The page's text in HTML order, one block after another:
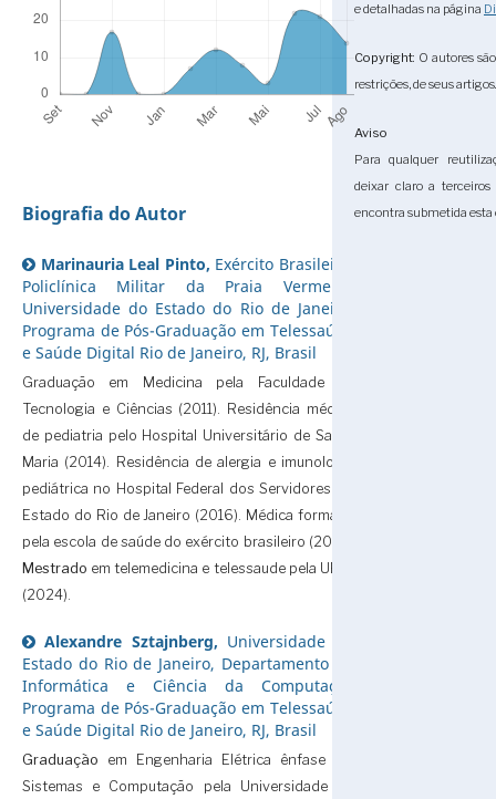
Biografia do Autor
Marinauria Leal Pinto, Exército Brasileiro,
Policlínica Militar da Praia Vermelha
Universidade do Estado do Rio de Janeiro,
Programa de Pós-Graduação em Telessaúde
e Saúde Digital Rio de Janeiro, RJ, Brasil
Graduação em Medicina pela Faculdade de
Tecnologia e Ciências (2011). Residência médica
de pediatria pelo Hospital Universitário de Santa
Maria (2014). Residência de alergia e imunologia
pediátrica no Hospital Federal dos Servidores do
Estado do Rio de Janeiro (2016). Médica formada
pela escola de saúde do exército brasileiro (2017).
Mestrado em telemedicina e telessaude pela UERJ
(2024).
Alexandre Sztajnberg, Universidade do
Estado do Rio de Janeiro, Departamento de
Informática e Ciência da Computação
Programa de Pós-Graduação em Telessaúde
e Saúde Digital Rio de Janeiro, RJ, Brasil
Graduação em Engenharia Elétrica ênfase em
Sistemas e Computação pela Universidade do
e detalhadas na página
Copyright: O autores
restrições, de seus artigos.
Aviso
Para qualquer
deixar claro a
encontra submetida esta